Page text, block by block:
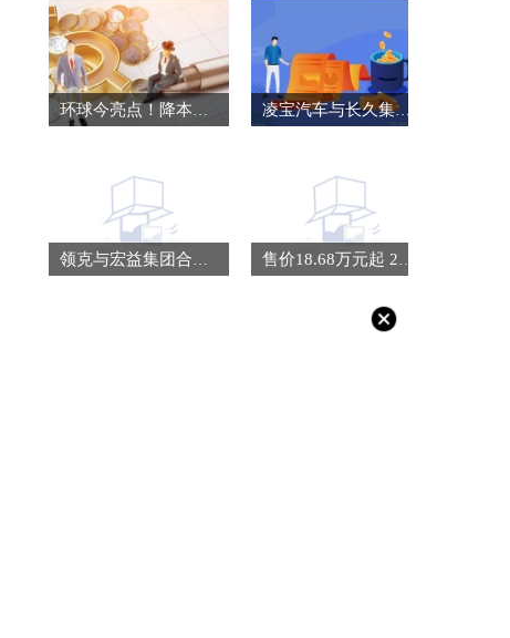
环球今亮点！降本增效利器 试驾混动五菱菱势黄金卡 凌宝汽车与长久集团长久数科事业部达成战略合作
领克与宏益集团合作 “亚太战略”再启新程 售价18.68万元起 24款传祺GS8正式上市